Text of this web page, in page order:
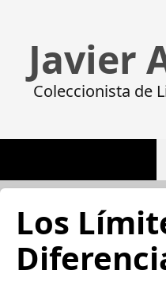
Javier
Coleccionista de
Los